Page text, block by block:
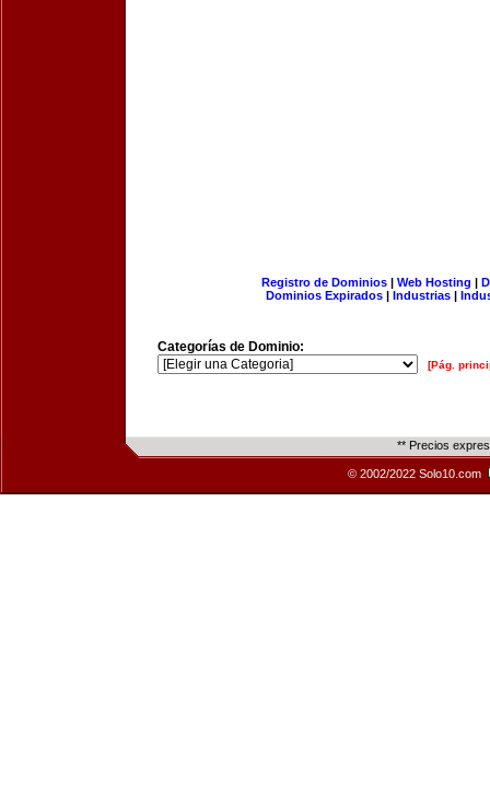
Registro de Dominios| Web Hosting |
Dominios Expirados | Industrias |
Categorías de Dominio:
[Pág.
** Precios
© 2002/2022 Solo10.com